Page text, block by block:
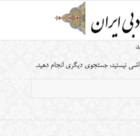
راضی نیستید، جستجوی دیگری انجام دهید.